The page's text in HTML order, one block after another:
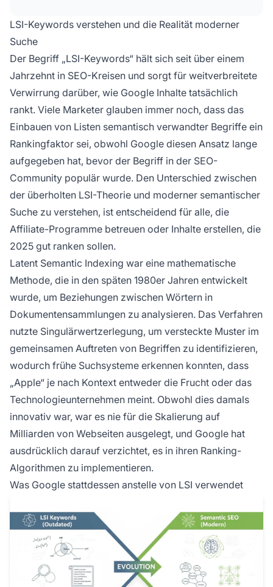
RankBrain und Knowledge Graph, um den
Bedeutungsgehalt und Kontext von Inhalten zu
verstehen.
LSI-Keywords verstehen und die Realität moderner
Suche
Der Begriff „LSI-Keywords“ hält sich seit über einem
Jahrzehnt in SEO-Kreisen und sorgt für weitverbreitete
Verwirrung darüber, wie Google Inhalte tatsächlich
rankt. Viele Marketer glauben immer noch, dass das
Einbauen von Listen semantisch verwandter Begriffe ein
Rankingfaktor sei, obwohl Google diesen Ansatz lange
aufgegeben hat, bevor der Begriff in der SEO-
Community populär wurde. Den Unterschied zwischen
der überholten LSI-Theorie und moderner semantischer
Suche zu verstehen, ist entscheidend für alle, die
Affiliate-Programme betreuen oder Inhalte erstellen, die
2025 gut ranken sollen.
Latent Semantic Indexing war eine mathematische
Methode, die in den späten 1980er Jahren entwickelt
wurde, um Beziehungen zwischen Wörtern in
Dokumentensammlungen zu analysieren. Das Verfahren
nutzte Singulärwertzerlegung, um versteckte Muster im
gemeinsamen Auftreten von Begriffen zu identifizieren,
wodurch frühe Suchsysteme erkennen konnten, dass
„Apple“ je nach Kontext entweder die Frucht oder das
Technologieunternehmen meint. Obwohl dies damals
innovativ war, war es nie für die Skalierung auf
Milliarden von Webseiten ausgelegt, und Google hat
ausdrücklich darauf verzichtet, es in ihren Ranking-
Algorithmen zu implementieren.
Was Google stattdessen anstelle von LSI verwendet